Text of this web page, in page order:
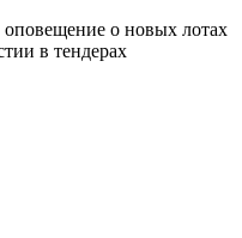
о новых лотах
в тендерах